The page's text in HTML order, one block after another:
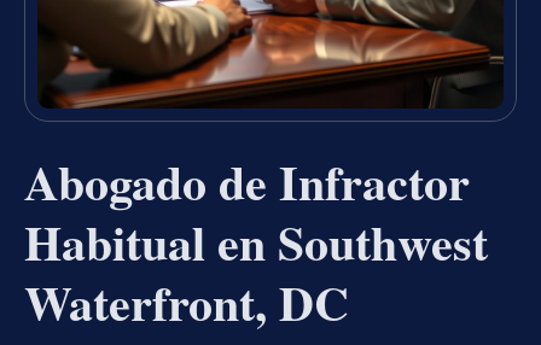
Abogado de Infractor
Habitual en Southwest
Waterfront, DC